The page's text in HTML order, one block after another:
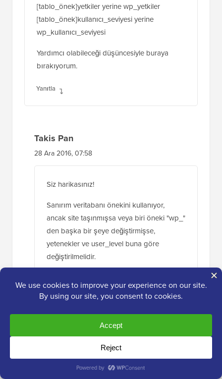
[tablo_önek]yetkiler yerine wp_yetkiler
[tablo_önek]kullanıcı_seviyesi yerine
wp_kullanıcı_seviyesi
Yardımcı olabileceği düşüncesiyle buraya
bırakıyorum.
Yanıtla
Takis Pan
28 Ara 2016, 07:58
Siz harikasınız!
Sanırım veritabanı önekini kullanıyor,
ancak site taşınmışsa veya biri öneki "wp_"
den başka bir şeye değiştirmişse,
yetenekler ve user_level buna göre
değiştirilmelidir.
12 Nis 2017, 19:22
Teşekkürler, bu yorum çok yardımcı oldu.